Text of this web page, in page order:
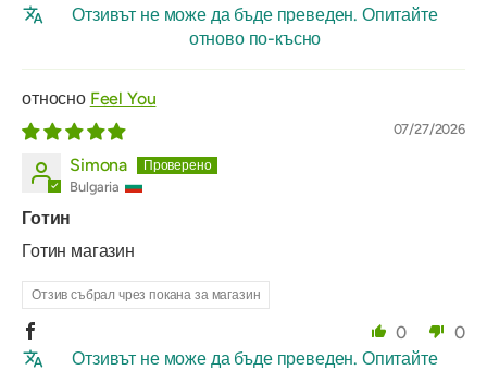
Отзивът не може да бъде преведен. Опитайте
отново по-късно
Feel You
07/27/2026
Simona
Bulgaria
Готин
Готин магазин
Отзив събрал чрез покана за магазин
0
0
Отзивът не може да бъде преведен. Опитайте